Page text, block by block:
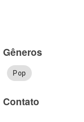
Gêneros
Pop
Contato